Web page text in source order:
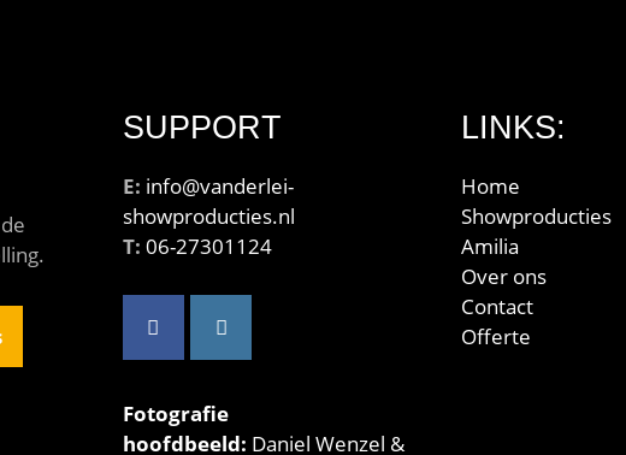
SUPPORT
E: info@vanderlei-
showproducties.nl
T: 06-27301124
Fotografie
hoofdbeeld: Daniel Wenzel &
LINKS:
Home
Showproducties
Amilia
Over ons
Contact
Offerte